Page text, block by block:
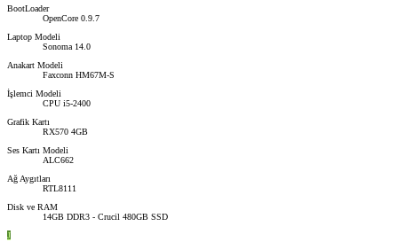
BootLoader
OpenCore 0.9.7
Laptop Modeli
Sonoma 14.0
Anakart Modeli
Faxconn HM67M-S
İşlemci Modeli
CPU i5-2400
Grafik Kartı
RX570 4GB
Ses Kartı Modeli
ALC662
Ağ Aygıtları
RTL8111
Disk ve RAM
14GB DDR3 - Crucil 480GB SSD
J